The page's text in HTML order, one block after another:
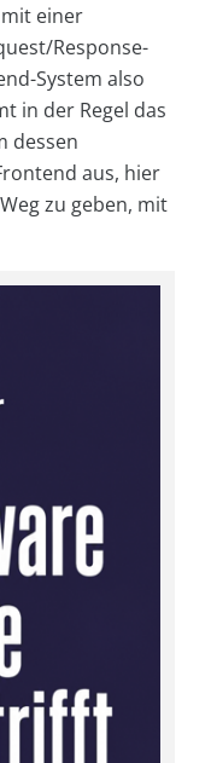
einer
Response-
System also
in der Regel das
dessen
aus, hier
zu geben, mit